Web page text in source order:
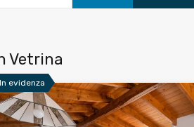
Vetrina
In evidenza